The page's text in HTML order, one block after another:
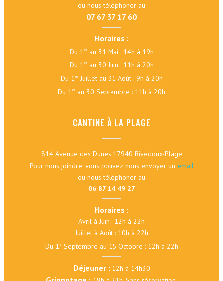
ou nous téléphoner au
07 67 37 17 60
Horaires :
Du 1 erau 31 Mai : 14h à 19h
Du 1 erau 30 Juin : 11h à 20h
Du 1 erJuillet au 31 Août : 9h à 20h
Du 1 er au 30 Septembre : 11h à 20h
CANTINE À LA PLAGE
814 Avenue des Dunes 17940 Rivedoux-Plage
Pour nous joindre, vous pouvez nous envoyer un email
ou nous téléphoner au
06 87 14 49 27
Horaires :
Avril à Juin : 12h à 22h
Juillet à Août : 10h à 22h
Du 1 er Septembre au 15 Octobre : 12h à 22h
Déjeuner : 12h à 14h30